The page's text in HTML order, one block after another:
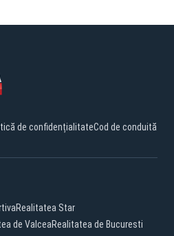
de confidențialitateCod de conduită
Realitatea Star
de ValceaRealitatea de Bucuresti